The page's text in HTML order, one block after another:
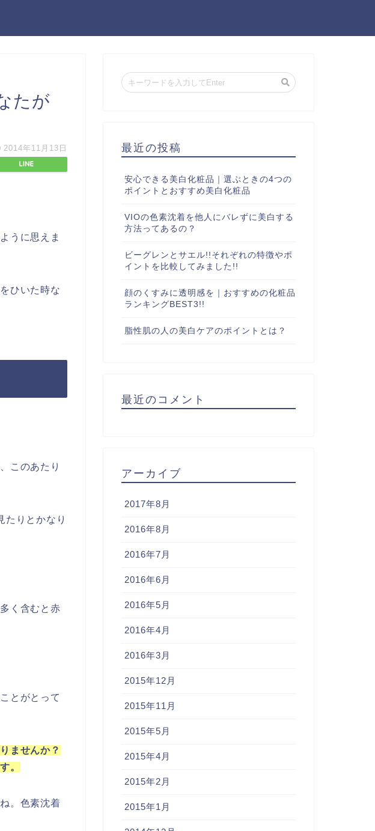
たが
2014年11月13日
うに思えま
ひいた時な
このあたり
たりとかなり
く含むと赤
とがとって
ませんか？
。
。色素沈着
最近の投稿
安心できる美白化粧品｜選ぶときの4つの
ポイントとおすすめ美白化粧品
VIOの色素沈着を他人にバレずに美白する
方法ってあるの？
ビーグレンとサエル!!それぞれの特徴やポ
イントを比較してみました!!
顔のくすみに透明感を｜おすすめの化粧品
ランキングBEST3!!
脂性肌の人の美白ケアのポイントとは？
最近のコメント
アーカイブ
2017年8月
2016年8月
2016年7月
2016年6月
2016年5月
2016年4月
2016年3月
2015年12月
2015年11月
2015年5月
2015年4月
2015年2月
2015年1月